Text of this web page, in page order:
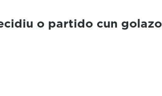
o partido cun